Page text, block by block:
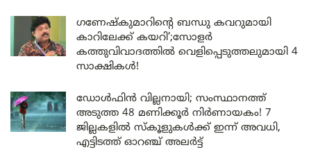
ഗണേഷ്കുമാറിന്റെ ബന്ധു കവറുമായി
കാറിലേക്ക് കയറി’;സോളർ
കത്തുവിവാദത്തിൽ വെളിപ്പെടുത്തലുമായി 4
സാക്ഷികൾ!
ഡോൾഫിൻ വില്ലനായി; സംസ്ഥാനത്ത്
അടുത്ത 48 മണിക്കൂർ നിർണായകം! 7
ജില്ലകളിൽ സ്കൂളുകൾക്ക് ഇന്ന് അവധി,
എട്ടിടത്ത് ഓറഞ്ച് അലർട്ട്